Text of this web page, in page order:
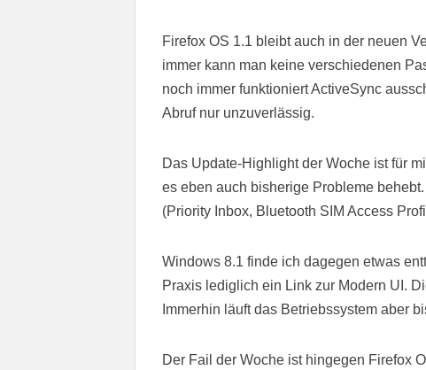
Firefox OS 1.1 bleibt auch in der neuen
immer kann man keine verschiedenen
noch immer funktioniert ActiveSync
Abruf nur unzuverlässig.
Das Update-Highlight der Woche ist für
es eben auch bisherige Probleme
(Priority Inbox, Bluetooth SIM Access
Windows 8.1 finde ich dagegen etwas
Praxis lediglich ein Link zur Modern UI.
Immerhin läuft das Betriebssystem aber
Der Fail der Woche ist hingegen Firefox